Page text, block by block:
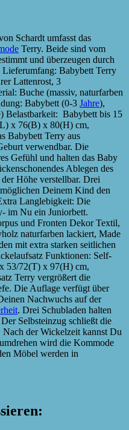
Schardt umfasst das
Terry. Beide sind vom
und überzeugen durch
Babybett Terry
Lattenrost, 3
Buche (massiv, naturfarben
Babybett (0-3 Jahre),
Belastbarkeit: Babybett bis 15
x 76(B) x 80(H) cm,
Babybett Terry aus
verwendbar. Die
Gefühl und halten das Baby
Ablegen des
Höhe verstellbar. Drei
Deinem Kind den
Langlebigkeit: Die
im Nu ein Juniorbett.
und Fronten Dekor Textil,
naturfarben lackiert, Made
mit extra starken seitlichen
Funktionen: Self-
53/72(T) x 97(H) cm,
Terry vergrößert die
Die Auflage verfügt über
Nachwuchs auf der
. Drei Schubladen halten
Selbsteinzug schließt die
Nach der Wickelzeit kannst Du
wird die Kommode
Möbel werden in